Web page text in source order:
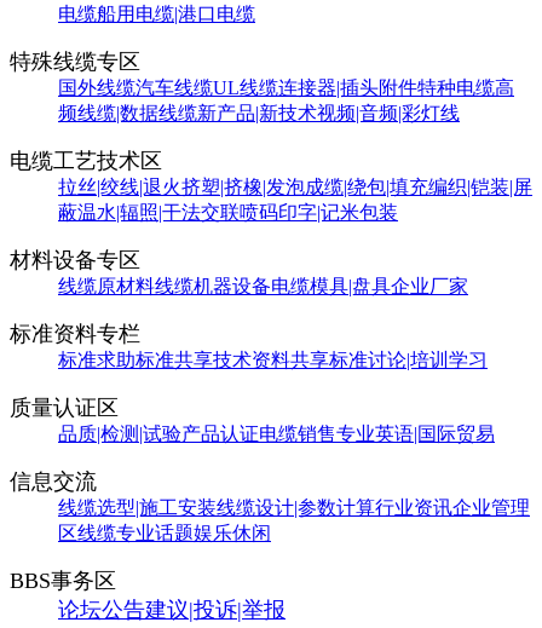
电缆船用电缆|港口电缆
特殊线缆专区
国外线缆汽车线缆UL线缆连接器|插头附件特种电缆高
频线缆|数据线缆新产品|新技术视频|音频|彩灯线
电缆工艺技术区
拉丝|绞线|退火挤塑|挤橡|发泡成缆|绕包|填充编织|铠装|屏
蔽温水|辐照|干法交联喷码印字|记米包装
材料设备专区
线缆原材料线缆机器设备电缆模具|盘具企业厂家
标准资料专栏
标准求助标准共享技术资料共享标准讨论|培训学习
质量认证区
品质|检测|试验产品认证电缆销售专业英语|国际贸易
信息交流
线缆选型|施工安装线缆设计|参数计算行业资讯企业管理
区线缆专业话题娱乐休闲
BBS事务区
论坛公告建议|投诉|举报